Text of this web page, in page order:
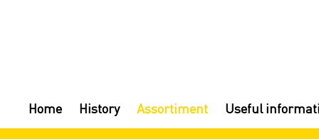
Home History Assortiment Useful